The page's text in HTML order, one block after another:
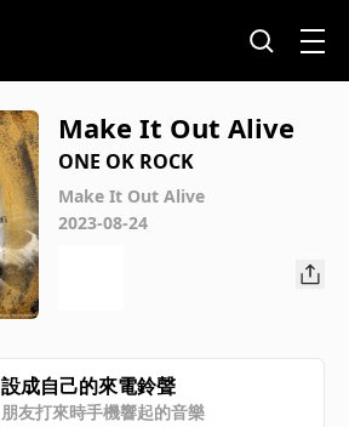
Make It Out Alive
ONE OK ROCK
Make It Out Alive
2023-08-24
設成自己的來電鈴聲
朋友打來時手機響起的音樂